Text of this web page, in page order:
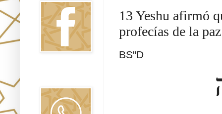
13 Yeshu afirmó
profecías de la
BS"D